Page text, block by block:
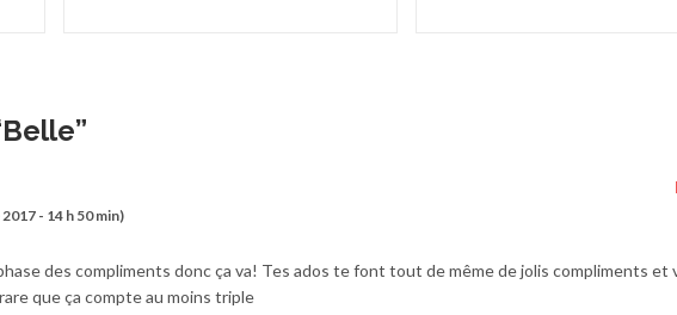
Belle”
- 14 h 50 min)
des compliments donc ça va! Tes ados te font tout de même de jolis compliments et
que ça compte au moins triple